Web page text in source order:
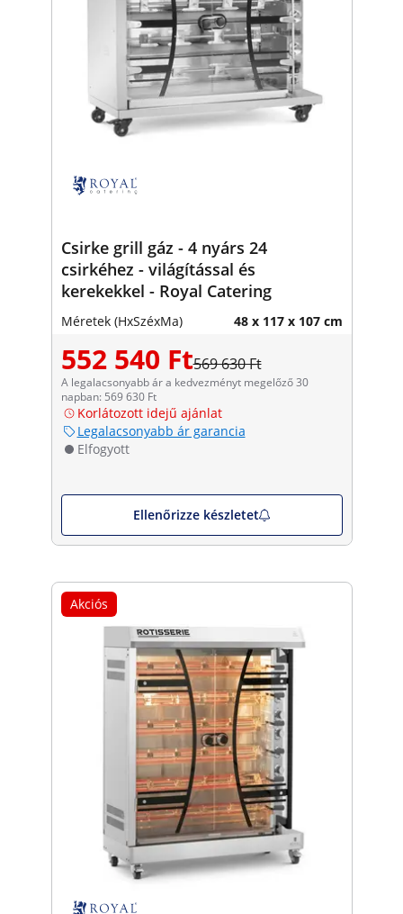
Csirke grill gáz - 4 nyárs 24
csirkéhez - világítással és
kerekekkel - Royal Catering
Méretek (HxSzéxMa) 48 x 117 x 107 cm
552 540 Ft569 630 Ft
A legalacsonyabb ár a kedvezményt megelőző 30
napban: 569 630 Ft
Korlátozott idejű ajánlat
Legalacsonyabb ár garancia
Elfogyott
Ellenőrizze készletet
Akciós